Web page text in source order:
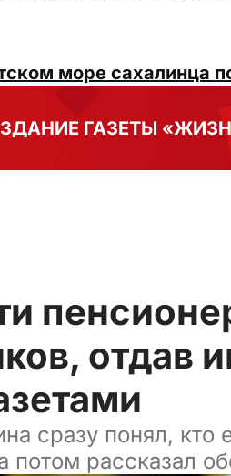
море сахалинца
ГАЗЕТЫ
отдав
сразу понял, кто
потом рассказал